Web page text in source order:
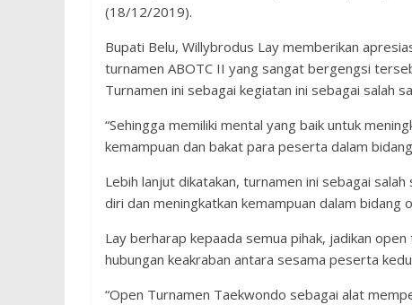
(18/12/2019).
Bupati Belu, Willybrodus Lay memberikan
turnamen ABOTC II yang sangat bergengsi
Turnamen ini sebagai kegiatan ini sebagai salah
“Sehingga memiliki mental yang baik untuk
kemampuan dan bakat para peserta dalam
Lebih lanjut dikatakan, turnamen ini sebagai
diri dan meningkatkan kemampuan dalam bidang
Lay berharap kepaada semua pihak, jadikan
hubungan keakraban antara sesama peserta
“Open Turnamen Taekwondo sebagai alat